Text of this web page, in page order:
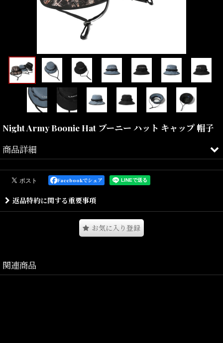
Night Army Boonie Hat ブーニー ハット キャップ 帽子
商品詳細
程よくシワ感のある生地を使用したジャングルハットとなります。
汗止め部分がゴム製のバンドとなっており幅広いサイズにフィット
可能。
同シリーズのトラックジャケット、ナップサックも展開されてお
Facebookでシェア
返品特約に関する重要事項
お気に入り登録
関連商品